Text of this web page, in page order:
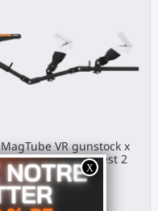
MagTube VR gunstock x
ScopeOG pour Quest 2
Meta Quest 2
210,00 €